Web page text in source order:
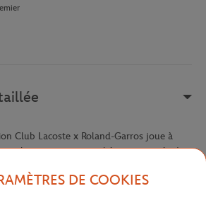
Club Lacoste x Roland-Garros joue à
avec une esthétique inspirée des
biologique, il offre une matière
DE COOKIES